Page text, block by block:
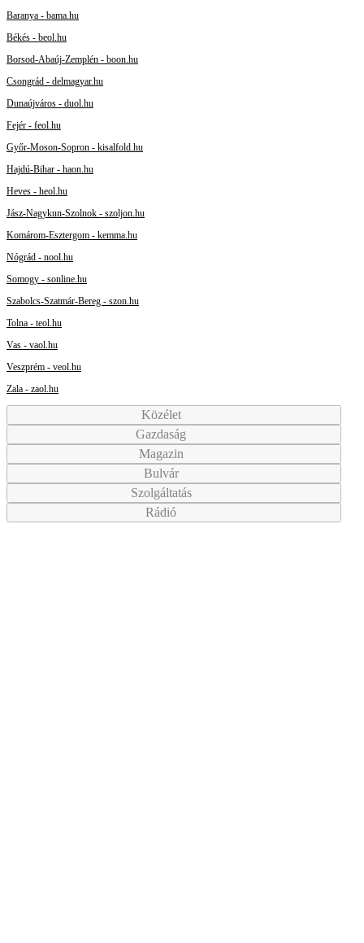
Baranya - bama.hu
Békés - beol.hu
Borsod-Abaúj-Zemplén - boon.hu
Csongrád - delmagyar.hu
Dunaújváros - duol.hu
Fejér - feol.hu
Győr-Moson-Sopron - kisalfold.hu
Hajdú-Bihar - haon.hu
Heves - heol.hu
Jász-Nagykun-Szolnok - szoljon.hu
Komárom-Esztergom - kemma.hu
Nógrád - nool.hu
Somogy - sonline.hu
Szabolcs-Szatmár-Bereg - szon.hu
Tolna - teol.hu
Vas - vaol.hu
Veszprém - veol.hu
Zala - zaol.hu
Közélet
Gazdaság
Magazin
Bulvár
Szolgáltatás
Rádió